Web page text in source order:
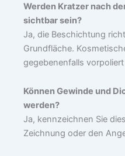
Werden Kratzer nach
sichtbar sein?
Ja, die Beschichtung
Grundfläche.
gegebenenfalls
Können Gewinde und
werden?
Ja, kennzeichnen Sie
Zeichnung oder den